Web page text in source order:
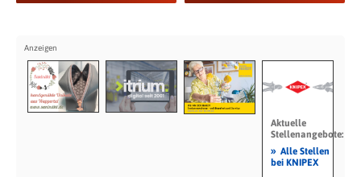
Aktuelle
Stellenangebote:
» Alle Stellen
bei KNIPEX